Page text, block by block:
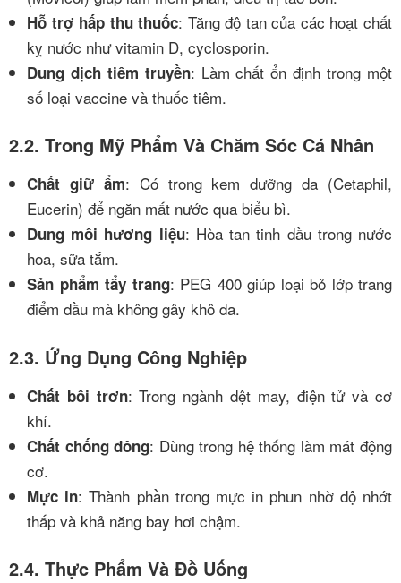
Hỗ trợ hấp thu thuốc: Tăng độ tan của các hoạt chất
kỵ nước như vitamin D, cyclosporin.
Dung dịch tiêm truyền: Làm chất ổn định trong một
số loại vaccine và thuốc tiêm.
2.2. Trong Mỹ Phẩm Và Chăm Sóc Cá Nhân
Chất giữ ẩm: Có trong kem dưỡng da (Cetaphil,
Eucerin) để ngăn mất nước qua biểu bì.
Dung môi hương liệu: Hòa tan tinh dầu trong nước
hoa, sữa tắm.
Sản phẩm tẩy trang: PEG 400 giúp loại bỏ lớp trang
điểm dầu mà không gây khô da.
2.3. Ứng Dụng Công Nghiệp
Chất bôi trơn: Trong ngành dệt may, điện tử và cơ
khí.
Chất chống đông: Dùng trong hệ thống làm mát động
cơ.
Mực in: Thành phần trong mực in phun nhờ độ nhớt
thấp và khả năng bay hơi chậm.
2.4. Thực Phẩm Và Đồ Uống